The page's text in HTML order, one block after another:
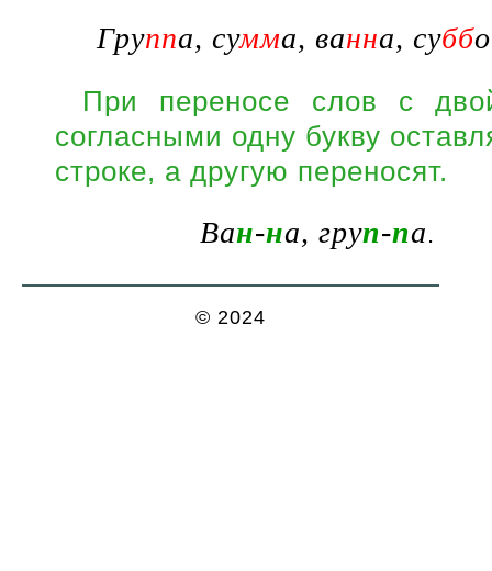
Группа, сумма, ванна, субб
При переносе слов с
согласными одну букву
строке, а другую переносят.
Ван-на, груп-па.
© 2024